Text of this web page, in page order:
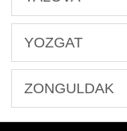
YOZGAT
ZONGULDAK